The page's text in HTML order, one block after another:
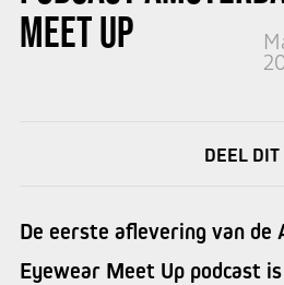
MEET UP
DEEL
De eerste aflevering van de
Eyewear Meet Up podcast